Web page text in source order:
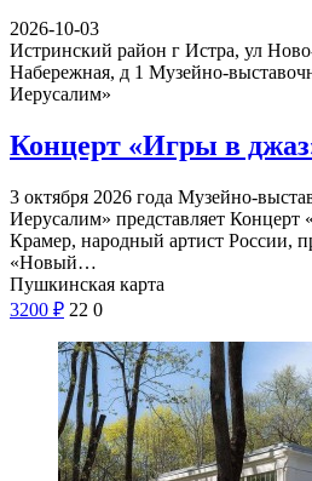
2026-10-03
Истринский район г Истра, ул
Набережная, д 1 Музейно-
Иерусалим»
Концерт «Игры в
3 октября 2026 года Музейно-
Иерусалим» представляет
Крамер, народный артист России,
«Новый…
Пушкинская карта
3200 ₽ 22 0